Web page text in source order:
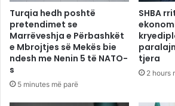
Turqia hedh poshtë
pretendimet se
Marrëveshja e Përbashkët
e Mbrojtjes së Mekës bie
ndesh me Nenin 5 të NATO-
s
5 minutes më parë
SHBA
tjera
2 hours